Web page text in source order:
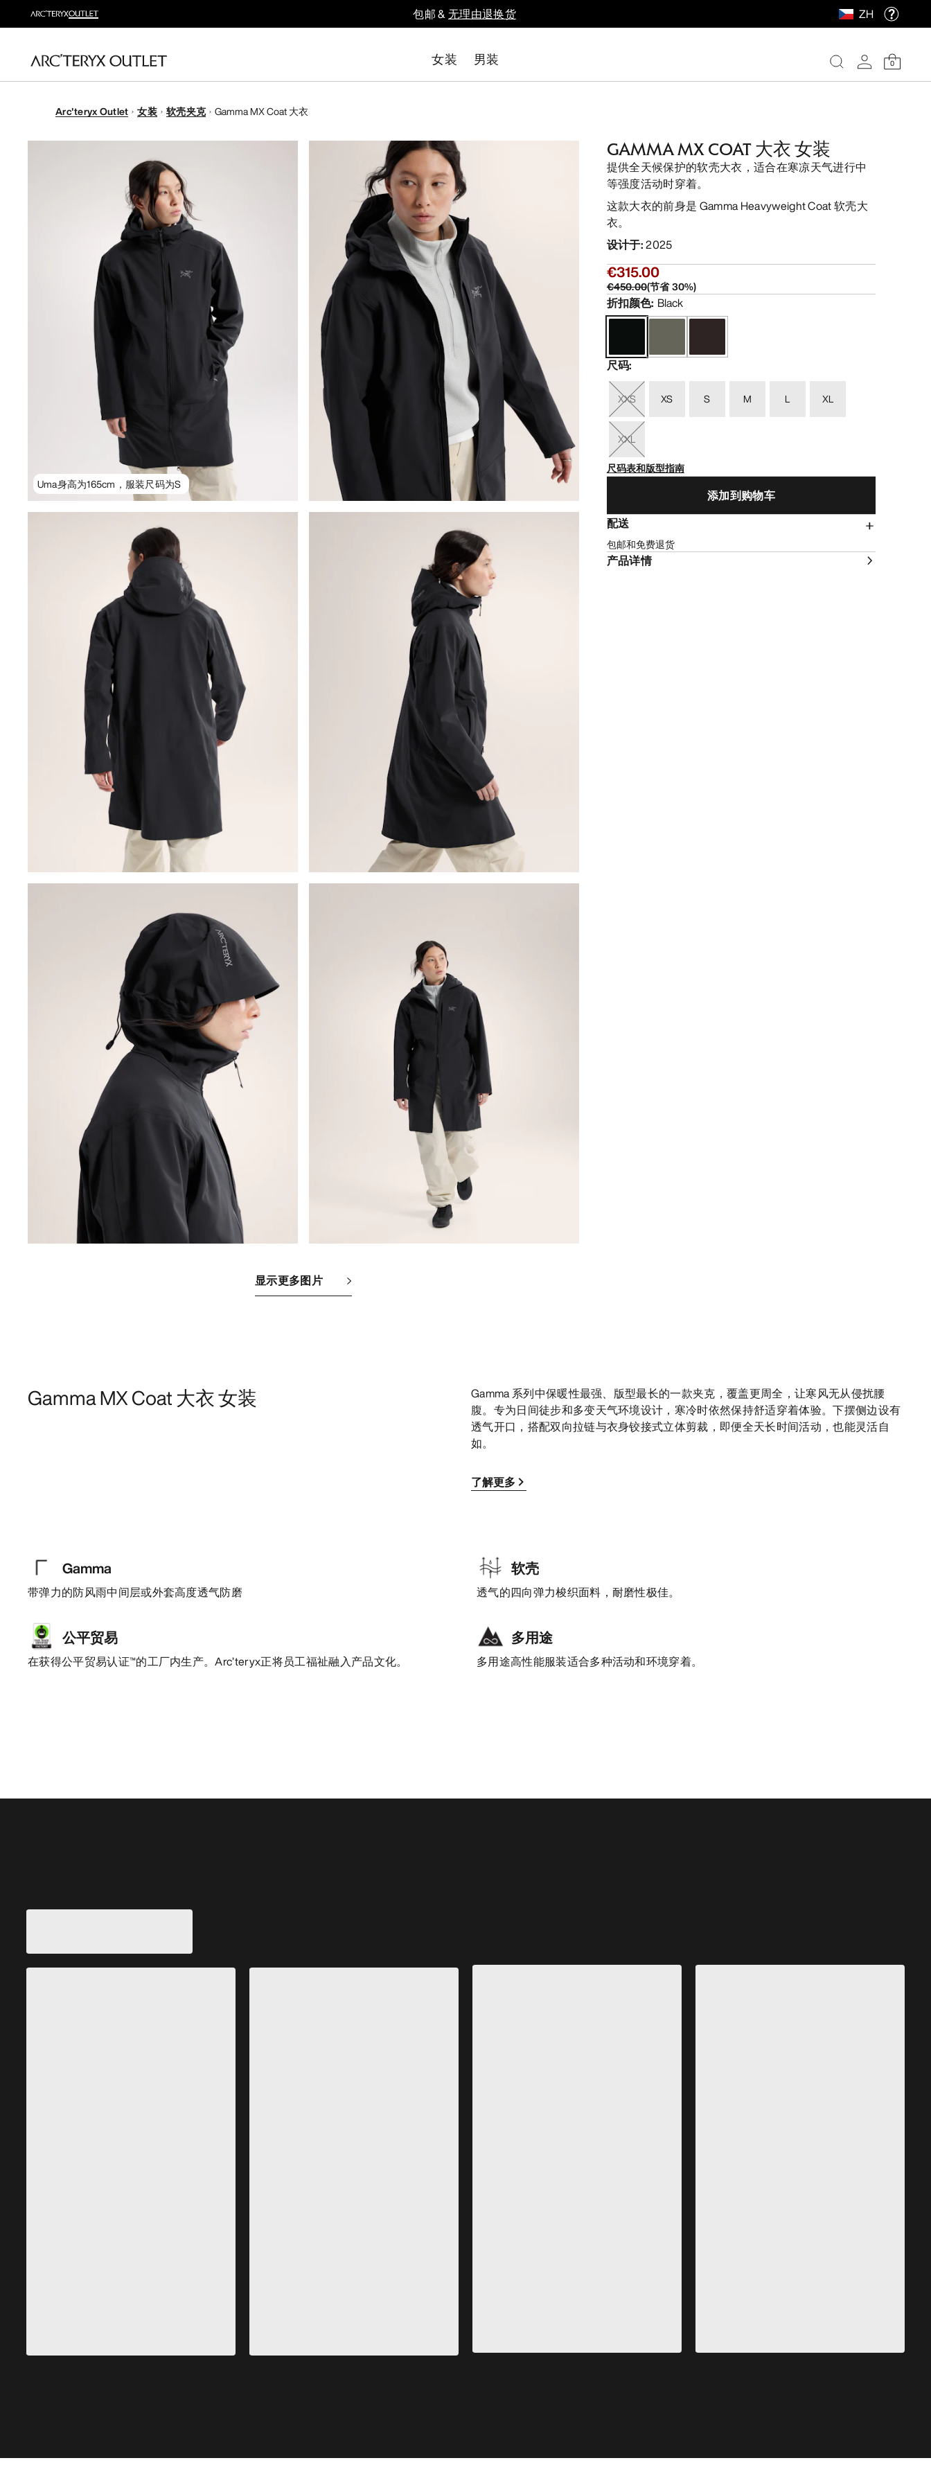
包邮 &无理由退换货 ZH
女装 男装 0
Arc'teryx Outlet 女装 软壳夹克 Gamma MX Coat 大衣
Uma身高为165cm，服装尺码为S
显示更多图片
GAMMA MX COAT 大衣 女装
提供全天候保护的软壳大衣，适合在寒凉天气进行中
等强度活动时穿着。
这款大衣的前身是 Gamma Heavyweight Coat 软壳大
衣。
设计于:2025
€315.00
€450.00(节省30%)
折扣颜色: Black
尺码:
XXS XS S M L XL
XXL
尺码表和版型指南
添加到购物车
配送
包邮和免费退货
产品详情
Gamma MX Coat 大衣 女装
Gamma 系列中保暖性最强、版型最长的一款夹克，覆盖更周全，让寒风无从侵扰腰
腹。专为日间徒步和多变天气环境设计，寒冷时依然保持舒适穿着体验。下摆侧边设有
透气开口，搭配双向拉链与衣身铰接式立体剪裁，即便全天长时间活动，也能灵活自
如。
了解更多
Gamma
带弹力的防风雨中间层或外套高度透气防磨
软壳
透气的四向弹力梭织面料，耐磨性极佳。
公平贸易
在获得公平贸易认证™的工厂内生产。Arc’teryx正将员工福祉融入产品文化。
多用途
多用途高性能服装适合多种活动和环境穿着。